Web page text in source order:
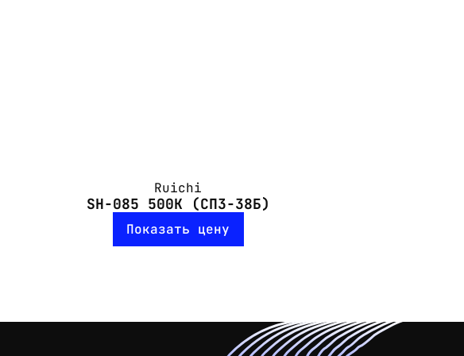
Ruichi
SH-085 500K (СП3-38Б)
Показать цену